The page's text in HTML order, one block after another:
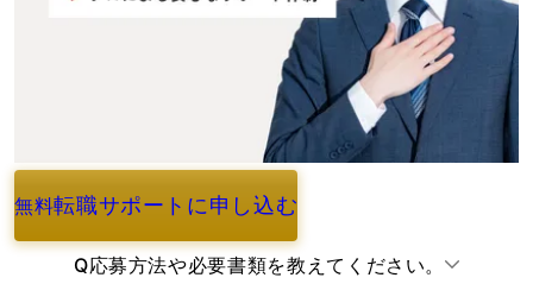
無料転職サポートに申し込む
よくあるご質問
Q応募方法や必要書類を教えてください。